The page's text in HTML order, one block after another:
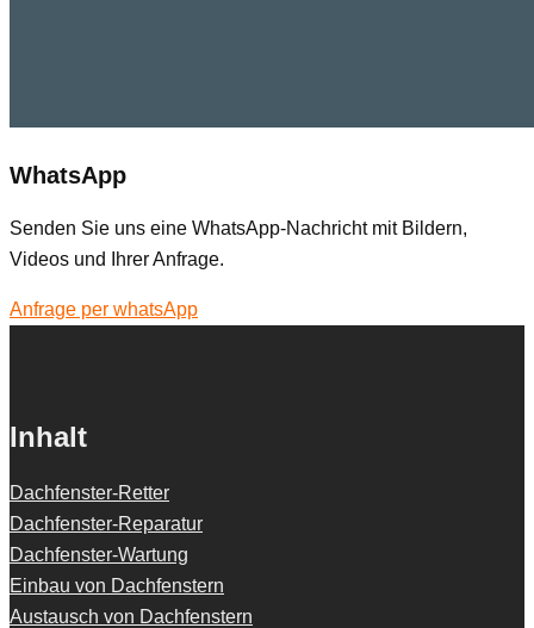
WhatsApp
Senden Sie uns eine WhatsApp-Nachricht mit Bildern,
Videos und Ihrer Anfrage.
Anfrage per whatsApp
Inhalt
Dachfenster-Retter
Dachfenster-Reparatur
Dachfenster-Wartung
Einbau von Dachfenstern
Austausch von Dachfenstern